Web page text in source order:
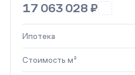
17 063 028 ₽
Ипотека
Стоимость м²